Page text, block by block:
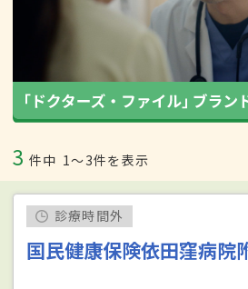
3 件中 1〜3件を表示
診療時間外
国民健康保険依田窪病院